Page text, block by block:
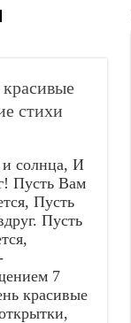
стихи
солнца, И
Пусть Вам
Пусть
Пусть
7
красивые